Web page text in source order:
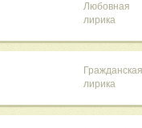
Любовная
лирика
Гражданская
лирика